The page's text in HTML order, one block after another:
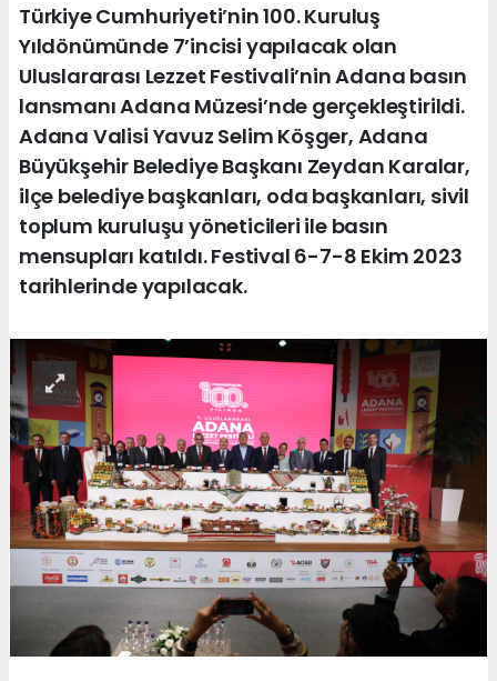
Türkiye Cumhuriyeti’nin 100. Kuruluş
Yıldönümünde 7’incisi yapılacak olan
Uluslararası Lezzet Festivali’nin Adana basın
lansmanı Adana Müzesi’nde gerçekleştirildi.
Adana Valisi Yavuz Selim Köşger, Adana
Büyükşehir Belediye Başkanı Zeydan Karalar,
ilçe belediye başkanları, oda başkanları, sivil
toplum kuruluşu yöneticileri ile basın
mensupları katıldı. Festival 6-7-8 Ekim 2023
tarihlerinde yapılacak.